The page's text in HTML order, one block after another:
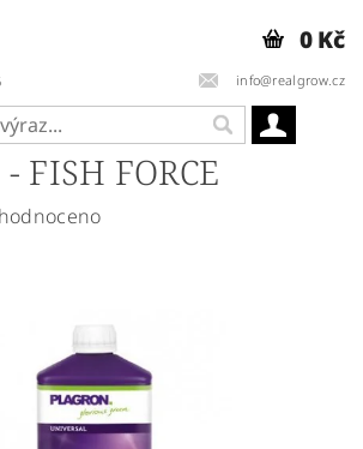
info@realgrow.cz
0 Kč
FISH FORCE